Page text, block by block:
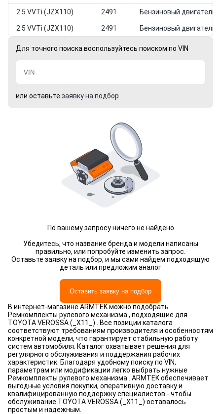
2.5 VVTi (JZX110) 2491 Бензиновый двигатель
2.5 VVTi (JZX110) 2491 Бензиновый двигатель
Для точного поиска воспользуйтесь поиском по VIN
или оставьте заявку на подбор
По вашему запросу ничего не найдено
Убедитесь, что название бренда и модели написаны
правильно, или попробуйте изменить запрос.
Оставьте заявку на подбор, и мы сами найдем подходящую
деталь или предложим аналог
Оставить заявку на подбор
В интернет-магазине ARMTEK можно подобрать
Ремкомплекты рулевого механизма , подходящие для
TOYOTA VEROSSA (_X11_) . Все позиции каталога
соответствуют требованиям производителя и особенностям
конкретной модели, что гарантирует стабильную работу
систем автомобиля. Каталог охватывает решения для
регулярного обслуживания и поддержания рабочих
характеристик. Благодаря удобному поиску по VIN,
параметрам или модификации легко выбрать нужные
Ремкомплекты рулевого механизма . ARMTEK обеспечивает
выгодные условия покупки, оперативную доставку и
квалифицированную поддержку специалистов - чтобы
обслуживание TOYOTA VEROSSA (_X11_) оставалось
простым и надежным.